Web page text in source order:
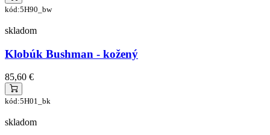
kód:5H90_bw
skladom
Klobúk Bushman - kožený
85,60 €
kód:5H01_bk
skladom